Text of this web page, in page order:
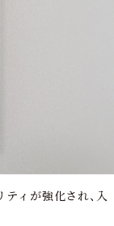
ィが強化され、入